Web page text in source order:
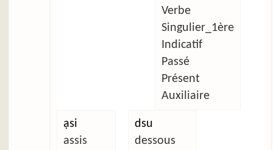
Verbe
Singulier_1ère
Indicatif
Passé
Présent
Auxiliaire
ạsi
assis
dsu
dessous